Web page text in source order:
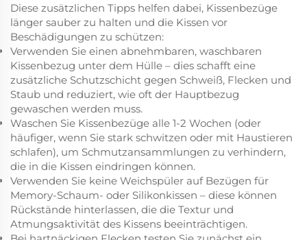
Diese zusätzlichen Tipps helfen dabei, Kissenbezüge
länger sauber zu halten und die Kissen vor
Beschädigungen zu schützen:
Verwenden Sie einen abnehmbaren, waschbaren
Kissenbezug unter dem Hülle – dies schafft eine
zusätzliche Schutzschicht gegen Schweiß, Flecken und
Staub und reduziert, wie oft der Hauptbezug
gewaschen werden muss.
Waschen Sie Kissenbezüge alle 1-2 Wochen (oder
häufiger, wenn Sie stark schwitzen oder mit Haustieren
schlafen), um Schmutzansammlungen zu verhindern,
die in die Kissen eindringen können.
Verwenden Sie keine Weichspüler auf Bezügen für
Memory-Schaum- oder Silikonkissen – diese können
Rückstände hinterlassen, die die Textur und
Atmungsaktivität des Kissens beeinträchtigen.